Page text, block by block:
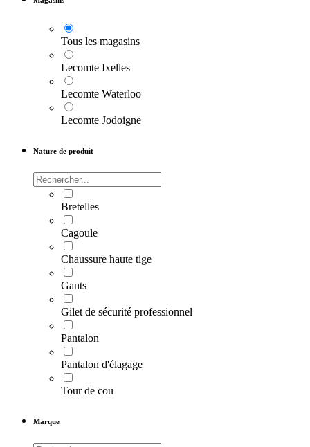
Tous les magasins
Lecomte Ixelles
Lecomte Waterloo
Lecomte Jodoigne
Nature de produit
Bretelles
Cagoule
Chaussure haute tige
Gants
Gilet de sécurité professionnel
Pantalon
Pantalon d'élagage
Tour de cou
Marque